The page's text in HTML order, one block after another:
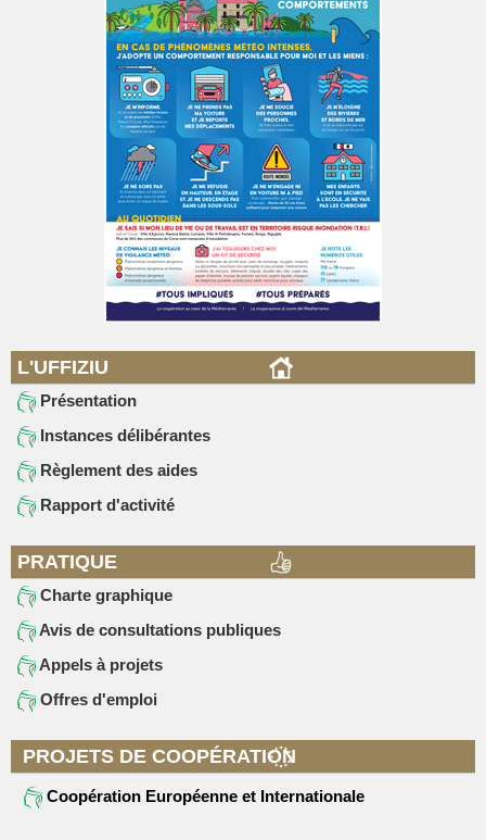
L'UFFIZIU
Présentation
Instances délibérantes
Règlement des aides
Rapport d'activité
PRATIQUE
Charte graphique
Avis de consultations publiques
Appels à projets
Offres d'emploi
PROJETS DE COOPÉRATION
Coopération Européenne et Internationale